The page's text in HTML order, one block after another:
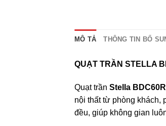
MÔ TẢ THÔNG TIN BỔ
QUẠT TRẦN STELLA
Quạt trần Stella
nội thất từ phòng khách,
đều, giúp không gian